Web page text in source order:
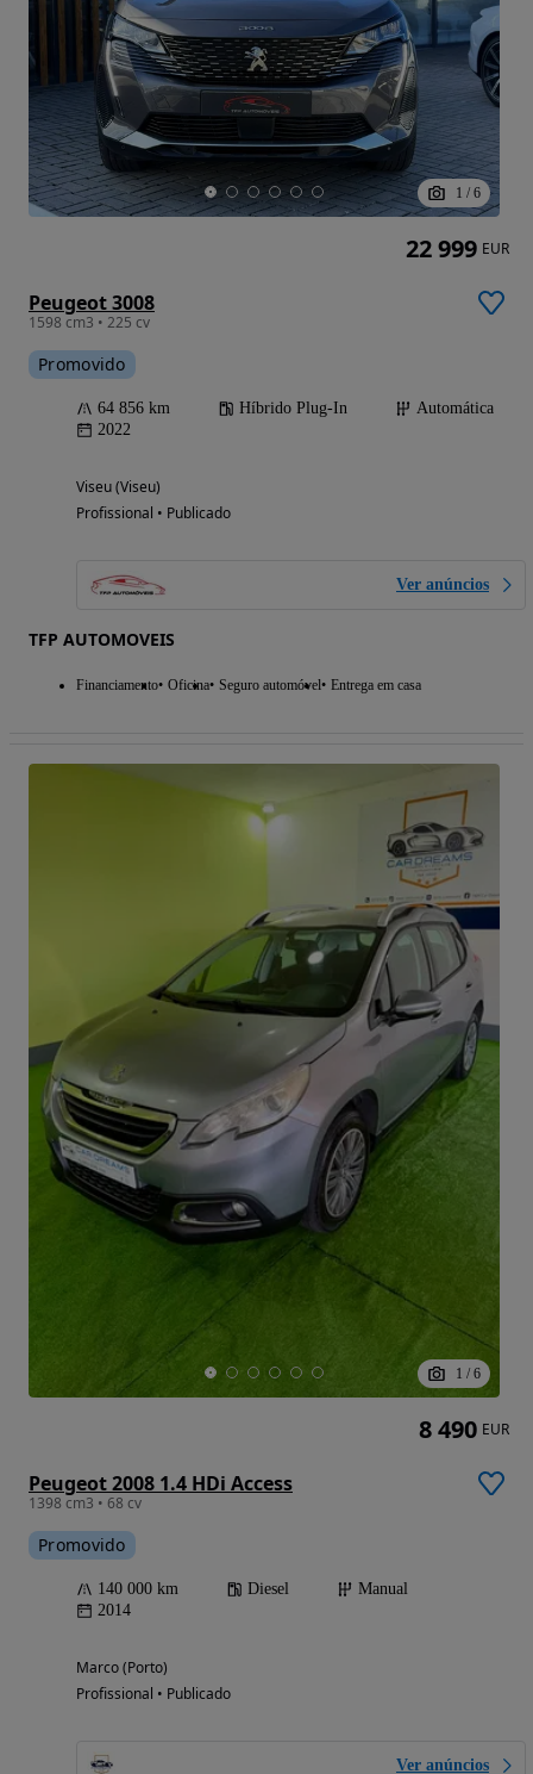
1 / 6
Peugeot 3008
1598 cm3 • 225 cv
Promovido
64 856 km Híbrido Plug-In
Automática
2022
Viseu (Viseu)
Profissional • Publicado
Ver anúncios
TFP AUTOMOVEIS
Financiamento Oficina Seguro automóvel Entrega em casa
22 999 EUR
1 / 6
Peugeot 2008 1.4 HDi Access
1398 cm3 • 68 cv
Promovido
140 000 km Diesel
Manual
2014
Marco (Porto)
Profissional • Publicado
Ver anúncios
8 490 EUR